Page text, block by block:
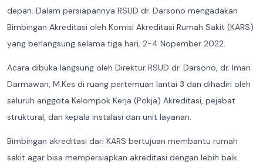
depan. Dalam persiapannya RSUD dr. Darsono mengadakan
Bimbingan Akreditasi oleh Komisi Akreditasi Rumah Sakit (KARS)
yang berlangsung selama tiga hari, 2-4 Nopember 2022.
Acara dibuka langsung oleh Direktur RSUD dr. Darsono, dr. Iman
Darmawan, M.Kes di ruang pertemuan lantai 3 dan dihadiri oleh
seluruh anggota Kelompok Kerja (Pokja) Akreditasi, pejabat
struktural, dan kepala instalasi dan unit layanan.
Bimbingan akreditasi dari KARS bertujuan membantu rumah
sakit agar bisa mempersiapkan akreditasi dengan lebih baik